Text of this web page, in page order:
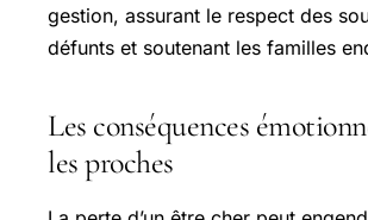
gestion, assurant le respect des
défunts et soutenant les familles
Les conséquences
les proches